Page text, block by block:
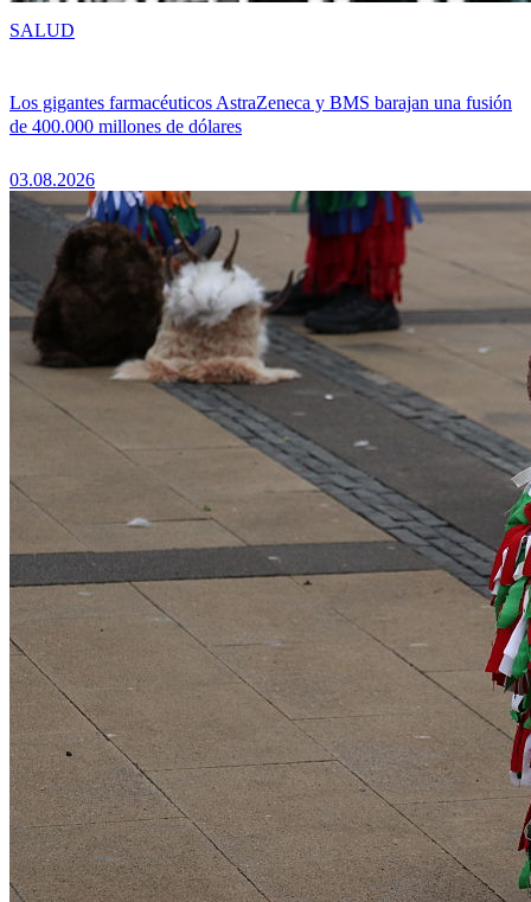
Los gigantes farmacéuticos AstraZeneca y BMS barajan una fusión
de 400.000 millones de dólares
03.08.2026
SALUD